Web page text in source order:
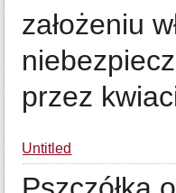
założeniu
przez
Untitled